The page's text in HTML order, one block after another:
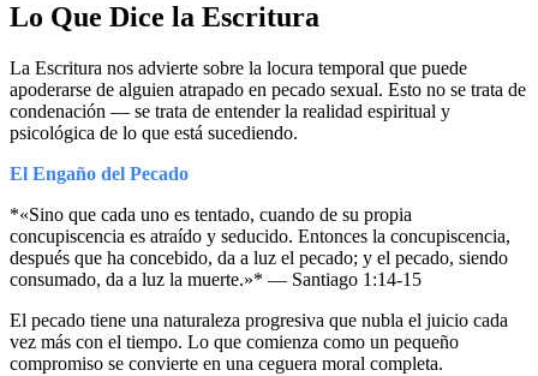
Lo Que Dice la Escritura
La Escritura nos advierte sobre la locura temporal que puede
apoderarse de alguien atrapado en pecado sexual. Esto no se trata de
condenación — se trata de entender la realidad espiritual y
psicológica de lo que está sucediendo.
El Engaño del Pecado
*«Sino que cada uno es tentado, cuando de su propia
concupiscencia es atraído y seducido. Entonces la concupiscencia,
después que ha concebido, da a luz el pecado; y el pecado, siendo
consumado, da a luz la muerte.»* — Santiago 1:14-15
El pecado tiene una naturaleza progresiva que nubla el juicio cada
vez más con el tiempo. Lo que comienza como un pequeño
compromiso se convierte en una ceguera moral completa.